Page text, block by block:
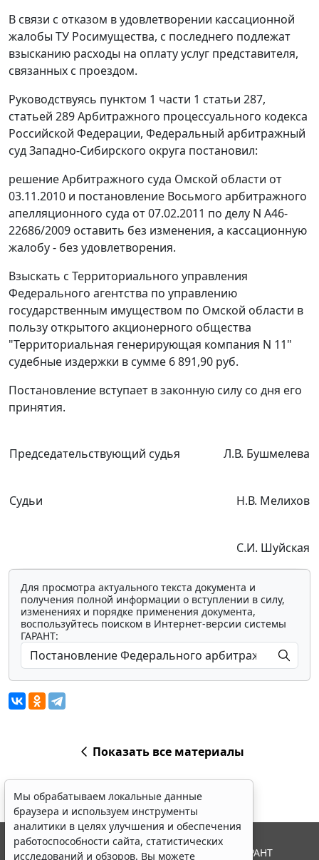
В связи с отказом в удовлетворении кассационной
жалобы ТУ Росимущества, с последнего подлежат
взысканию расходы на оплату услуг представителя,
связанных с проездом.
Руководствуясь пунктом 1 части 1 статьи 287,
статьей 289Арбитражного процессуального кодекса
Российской Федерации, Федеральный арбитражный
суд Западно-Сибирского округа постановил:
решение Арбитражного суда Омской области от
03.11.2010 и постановление Восьмого арбитражного
апелляционного суда от 07.02.2011 по делу N А46-
22686/2009 оставить без изменения, а кассационную
жалобу - без удовлетворения.
Взыскать с Территориального управления
Федерального агентства по управлению
государственным имуществом по Омской области в
пользу открытого акционерного общества
"Территориальная генерирующая компания N 11"
судебные издержки в сумме 6 891,90 руб.
Постановление вступает в законную силу со дня его
принятия.
Председательствующий судья Л.В. Бушмелева
Судьи Н.В. Мелихов
С.И. Шуйская
Для просмотра актуального текста документа и
получения полной информации о вступлении в силу,
изменениях и порядке применения документа,
воспользуйтесь поиском в Интернет-версии системы
ГАРАНТ:
Показать все материалы
Мы обрабатываем локальные данные
браузера и используем инструменты
аналитики в целях улучшения и обеспечения
работоспособности сайта, статистических
исследований и обзоров. Вы можете
© ООО "НПП "ГАРАНТ-СЕРВИС", 2026. Система ГАРАНТ